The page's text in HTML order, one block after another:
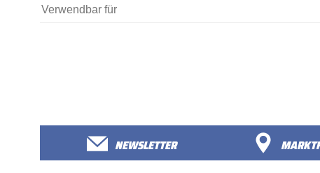
Verwendbar für
NEWSLETTER